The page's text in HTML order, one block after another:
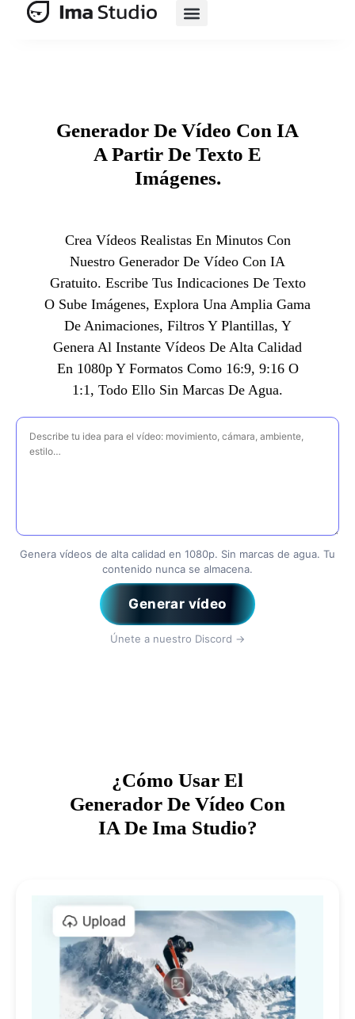
Generador De Vídeo Con IA
A Partir De Texto E
Imágenes.
Crea Vídeos Realistas En Minutos Con
Nuestro Generador De Vídeo Con IA
Gratuito. Escribe Tus Indicaciones De Texto
O Sube Imágenes, Explora Una Amplia Gama
De Animaciones, Filtros Y Plantillas, Y
Genera Al Instante Vídeos De Alta Calidad
En 1080p Y Formatos Como 16:9, 9:16 O
1:1, Todo Ello Sin Marcas De Agua.
Ingrese su solicitud
Genera vídeos de alta calidad en 1080p. Sin marcas de agua. Tu
contenido nunca se almacena.
Generar vídeo
Únete a nuestro Discord →
¿Cómo Usar El
Generador De Vídeo Con
IA De Ima Studio?